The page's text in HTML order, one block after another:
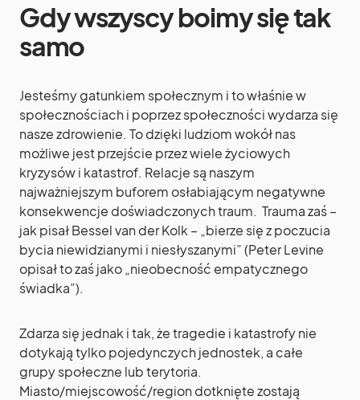
Gdy wszyscy boimy się tak
samo
Jesteśmy gatunkiem społecznym i to właśnie w
społecznościach i poprzez społeczności wydarza się
nasze zdrowienie. To dzięki ludziom wokół nas
możliwe jest przejście przez wiele życiowych
kryzysów i katastrof. Relacje są naszym
najważniejszym buforem osłabiającym negatywne
konsekwencje doświadczonych traum. Trauma zaś –
jak pisał Bessel van der Kolk – „bierze się z poczucia
bycia niewidzianymi i niesłyszanymi” (Peter Levine
opisał to zaś jako „nieobecność empatycznego
świadka”).
Zdarza się jednak i tak, że tragedie i katastrofy nie
dotykają tylko pojedynczych jednostek, a całe
grupy społeczne lub terytoria.
Miasto/miejscowość/region dotknięte zostają